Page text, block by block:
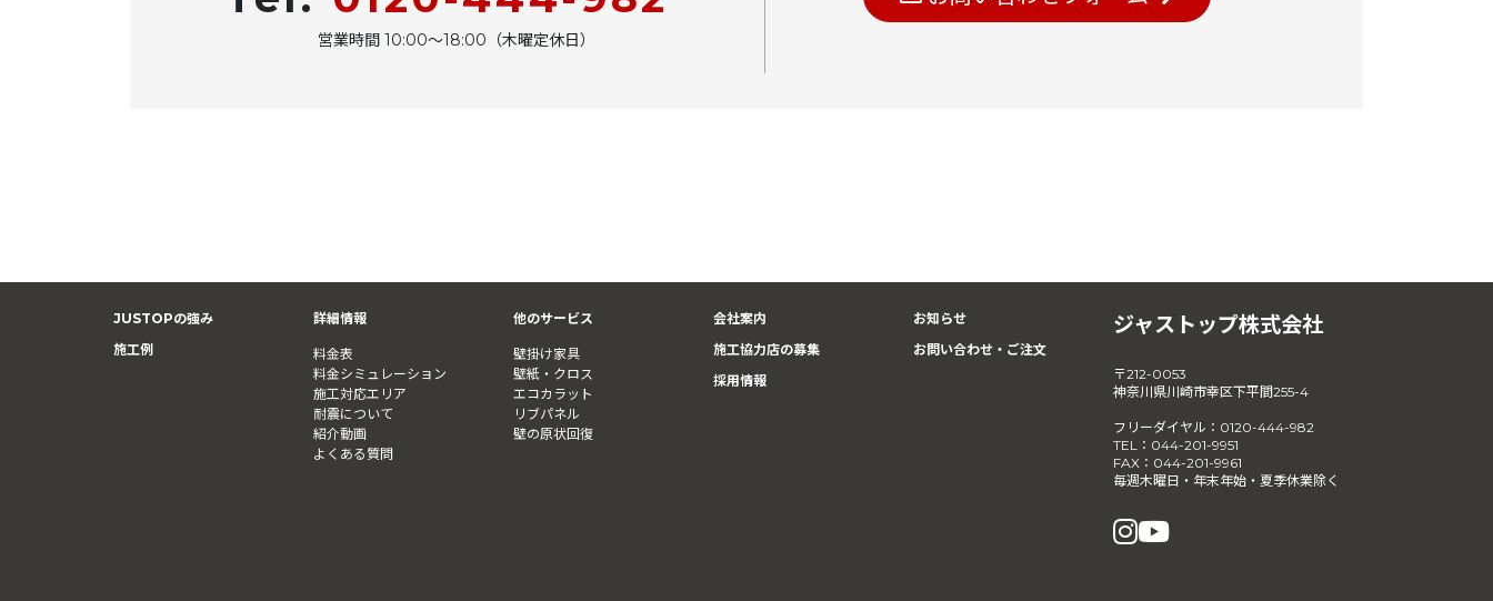
営業時間 10:00〜18:00（木曜定休日）
JUSTOPの強み
施工例
詳細情報
料金表
料金シミュレーション
施工対応エリア
耐震について
紹介動画
よくある質問
他のサービス
壁掛け家具
壁紙・クロス
エコカラット
リブパネル
壁の原状回復
会社案内
施工協力店の募集
採用情報
お知らせ
お問い合わせ・ご注文
ジャストップ株式会社
〒212-0053
神奈川県川崎市幸区下平間255-4
フリーダイヤル：0120-444-982
TEL：044-201-9951
FAX：044-201-9961
毎週木曜日・年末年始・夏季休業除く